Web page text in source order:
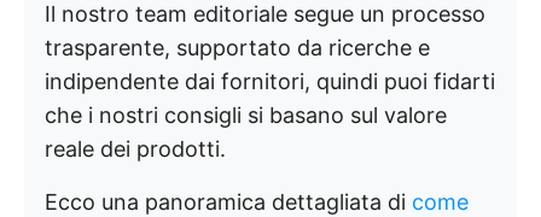
Il nostro team editoriale segue un processo
trasparente, supportato da ricerche e
indipendente dai fornitori, quindi puoi fidarti
che i nostri consigli si basano sul valore
reale dei prodotti.
Ecco una panoramica dettagliata di come